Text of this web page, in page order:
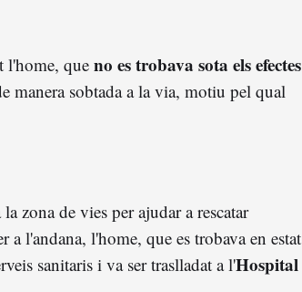
l'home, que no es trobava sota els efectes
manera sobtada a la via, motiu pel qual
zona de vies per ajudar a rescatar
a l'andana, l'home, que es trobava en estat
sanitaris i va ser traslladat a l'Hospital